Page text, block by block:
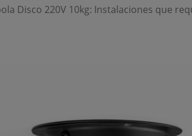
Disco 220V 10kg: Instalaciones que